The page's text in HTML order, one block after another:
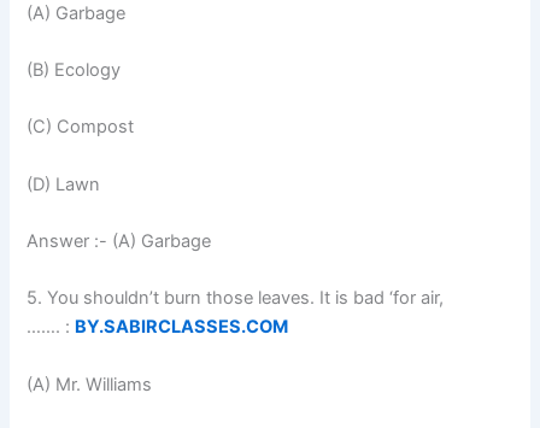
(A) Garbage
(B) Ecology
(C) Compost
(D) Lawn
Answer :- (A) Garbage
5. You shouldn’t burn those leaves. It is bad ‘for air,
……. : BY.SABIRCLASSES.COM
(A) Mr. Williams